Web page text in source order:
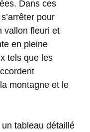
Dans ces
pour
vallon fleuri et
en pleine
tels que les
montagne et le
tableau détaillé